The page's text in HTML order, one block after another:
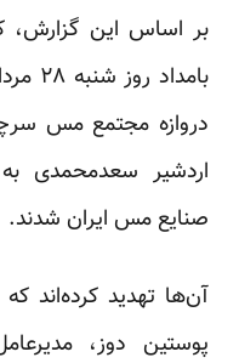
بر اساس این گزارش،
دروازه مجتمع مس
اردشیر سعدمحمدی
صنایع مس ایران شدند‏. ‏
آن‌ها تهدید کرده‌اند
پوستین دوز،